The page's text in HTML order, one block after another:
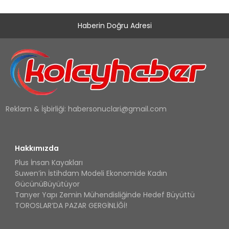
Haberin Doğru Adresi
Reklam & İşbirliği: habersonuclari@gmail.com
Hakkımızda
Plus İnsan Kayakları
Suwen’in İstihdam Modeli Ekonomide Kadın
GücünüBüyütüyor
Tanyer Yapı Zemin Mühendisliğinde Hedef Büyüttü
TOROSLAR’DA PAZAR GERGİNLİĞİ!